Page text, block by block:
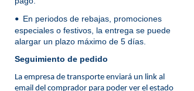
• En periodos de rebajas, promociones
especiales o festivos, la entrega se puede
alargar un plazo máximo de 5 días.
Seguimiento de pedido
La empresa de transporte enviará un link al
email del comprador para poder ver el estado